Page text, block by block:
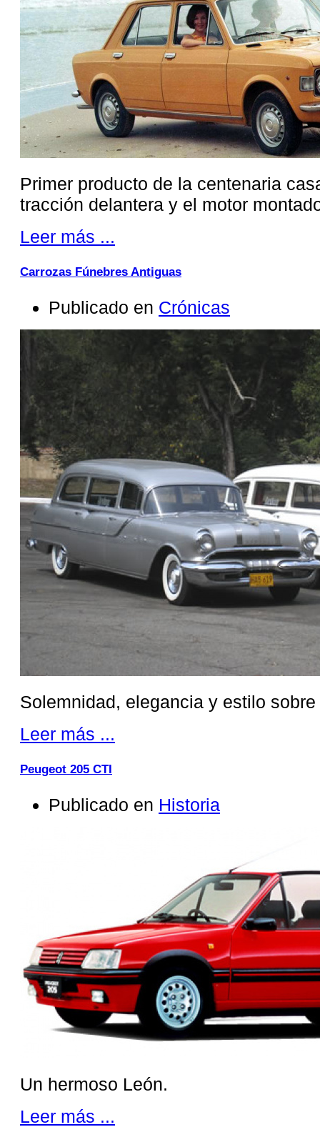
Primer producto de la centenaria
tracción delantera y el motor
Leer más ...
Carrozas Fúnebres Antiguas
Publicado en Crónicas
Solemnidad, elegancia y estilo
Leer más ...
Peugeot 205 CTI
Publicado en Historia
Un hermoso León.
Leer más ...